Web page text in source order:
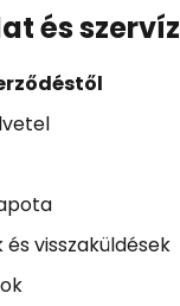
és szervíz
visszaküldések